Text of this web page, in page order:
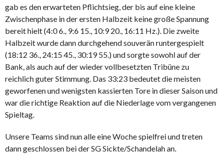
gab es den erwarteten Pflichtsieg, der bis auf eine kleine
Zwischenphase in der ersten Halbzeit keine große Spannung
bereit hielt (4:0 6., 9:6 15., 10:9 20., 16:11 Hz.). Die zweite
Halbzeit wurde dann durchgehend souverän runtergespielt
(18:12 36., 24:15 45., 30:19 55.) und sorgte sowohl auf der
Bank, als auch auf der wieder vollbesetzten Tribüne zu
reichlich guter Stimmung. Das 33:23 bedeutet die meisten
geworfenen und wenigsten kassierten Tore in dieser Saison und
war die richtige Reaktion auf die Niederlage vom vergangenen
Spieltag.
Unsere Teams sind nun alle eine Woche spielfrei und treten
dann geschlossen bei der SG Sickte/Schandelah an.